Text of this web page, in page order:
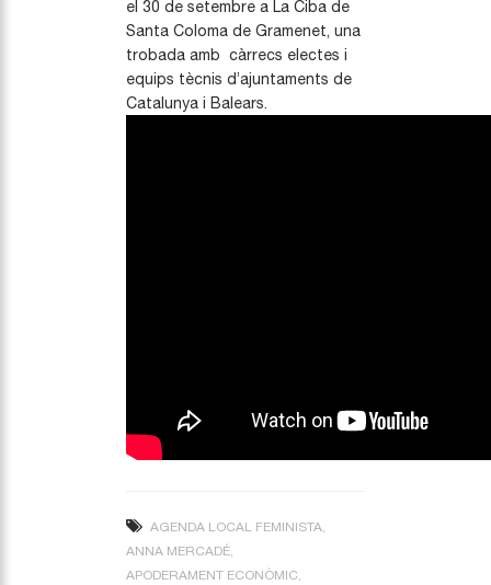
el 30 de setembre a La Ciba de
Santa Coloma de Gramenet, una
trobada amb càrrecs electes i
equips tècnis d’ajuntaments de
Catalunya i Balears.
AGENDA LOCAL FEMINISTA
ANNA MERCADÉ
APODERAMENT ECONÒMIC